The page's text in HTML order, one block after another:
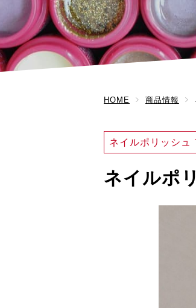
HOME 商品情報
ネイルポリッシュ
ネイルポ